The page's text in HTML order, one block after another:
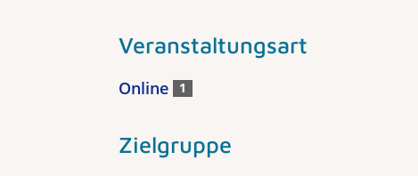
Veranstaltungsart
Online 1
Zielgruppe